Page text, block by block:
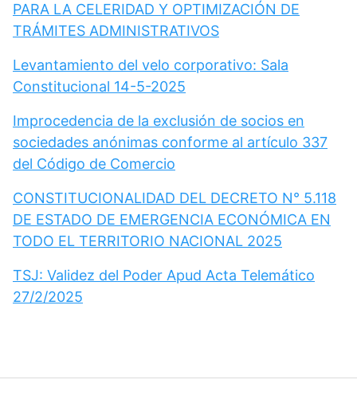
PARA LA CELERIDAD Y OPTIMIZACIÓN DE
TRÁMITES ADMINISTRATIVOS
Levantamiento del velo corporativo: Sala
Constitucional 14-5-2025
Improcedencia de la exclusión de socios en
sociedades anónimas conforme al artículo 337
del Código de Comercio
CONSTITUCIONALIDAD DEL DECRETO N° 5.118
DE ESTADO DE EMERGENCIA ECONÓMICA EN
TODO EL TERRITORIO NACIONAL 2025
TSJ: Validez del Poder Apud Acta Telemático
27/2/2025